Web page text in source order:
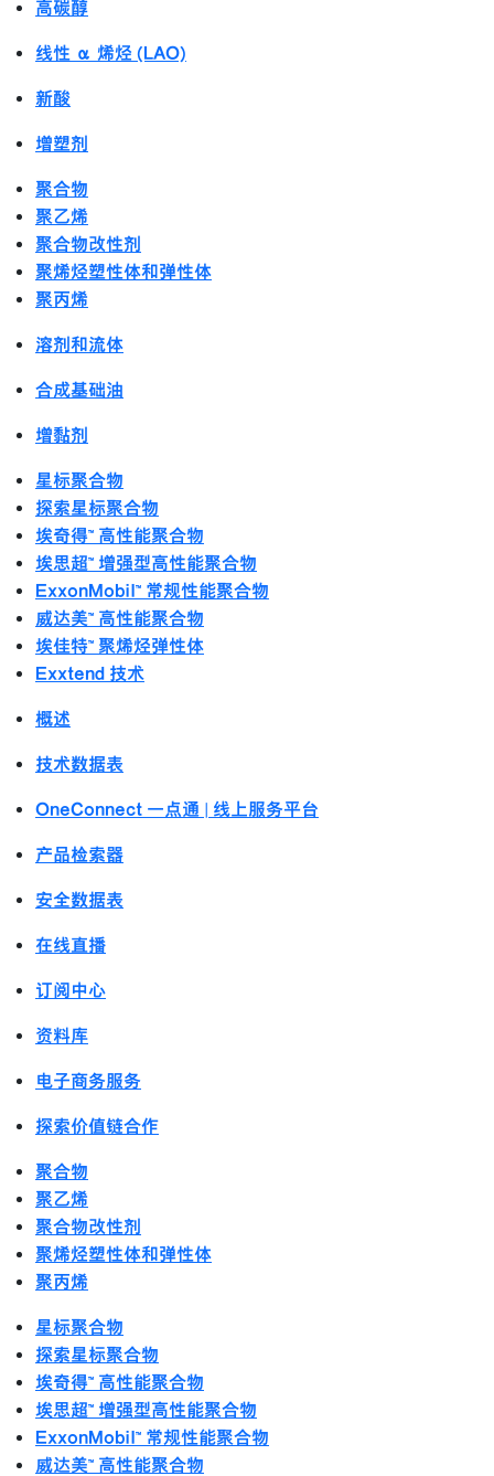
高碳醇
线性 α 烯烃 (LAO)
新酸
增塑剂
聚合物
聚乙烯
聚合物改性剂
聚烯烃塑性体和弹性体
聚丙烯
溶剂和流体
合成基础油
增黏剂
星标聚合物
探索星标聚合物
埃奇得™ 高性能聚合物
埃思超™ 增强型高性能聚合物
ExxonMobil™ 常规性能聚合物
威达美™ 高性能聚合物
埃佳特™ 聚烯烃弹性体
Exxtend 技术
概述
技术数据表
OneConnect 一点通 | 线上服务平台
产品检索器
安全数据表
在线直播
订阅中心
资料库
电子商务服务
探索价值链合作
聚合物
聚乙烯
聚合物改性剂
聚烯烃塑性体和弹性体
聚丙烯
星标聚合物
探索星标聚合物
埃奇得™ 高性能聚合物
埃思超™ 增强型高性能聚合物
ExxonMobil™ 常规性能聚合物
威达美™ 高性能聚合物